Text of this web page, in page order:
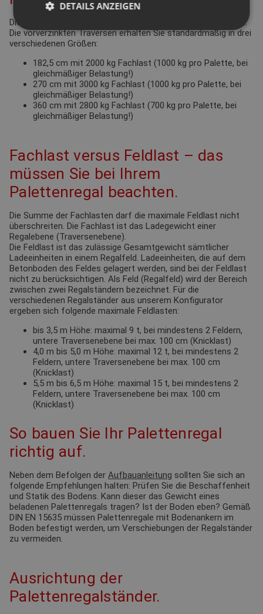
Dies ergibt sich in erster Linie aus den einzulagernden Gütern.
Die vorverzinkten Traversen erhalten Sie standardmäßig in drei
verschiedenen Größen:
182,5 cm mit 2000 kg Fachlast (1000 kg pro Palette, bei
gleichmäßiger Belastung!)
270 cm mit 3000 kg Fachlast (1000 kg pro Palette, bei
gleichmäßiger Belastung!)
360 cm mit 2800 kg Fachlast (700 kg pro Palette, bei
gleichmäßiger Belastung!)
Fachlast versus Feldlast – das
müssen Sie bei Ihrem
Palettenregal beachten.
Die Summe der Fachlasten darf die maximale Feldlast nicht
überschreiten. Die Fachlast ist das Ladegewicht einer
Regalebene (Traversenebene).
Die Feldlast ist das zulässige Gesamtgewicht sämtlicher
Ladeeinheiten in einem Regalfeld. Ladeeinheiten, die auf dem
Betonboden des Feldes gelagert werden, sind bei der Feldlast
nicht zu berücksichtigen. Als Feld (Regalfeld) wird der Bereich
zwischen zwei Regalständern bezeichnet. Für die
verschiedenen Regalständer aus unserem Konfigurator
ergeben sich folgende maximale Feldlasten:
bis 3,5 m Höhe: maximal 9 t, bei mindestens 2 Feldern,
untere Traversenebene bei max. 100 cm (Knicklast)
4,0 m bis 5,0 m Höhe: maximal 12 t, bei mindestens 2
Feldern, untere Traversenebene bei max. 100 cm
(Knicklast)
5,5 m bis 6,5 m Höhe: maximal 15 t, bei mindestens 2
Feldern, untere Traversenebene bei max. 100 cm
(Knicklast)
So bauen Sie Ihr Palettenregal
richtig auf.
Neben dem Befolgen der Aufbauanleitung sollten Sie sich an
folgende Empfehlungen halten: Prüfen Sie die Beschaffenheit
und Statik des Bodens. Kann dieser das Gewicht eines
beladenen Palettenregals tragen? Ist der Boden eben? Gemäß
DIN EN 15635 müssen Palettenregale mit Bodenankern im
Boden befestigt werden, um Verschiebungen der Regalständer
zu vermeiden.
Ausrichtung der
Palettenregalständer.
DETAILS ANZEIGEN